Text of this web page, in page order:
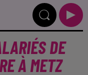
DE
À METZ